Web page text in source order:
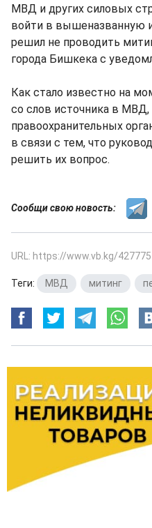
МВД и других силовых
войти в вышеназванную
решил не проводить
города Бишкека с
Как стало известно на
со слов источника в
правоохранительных
в связи с тем, что
решить их вопрос.
Сообщи свою новость:
URL: https://www.vb.kg/427775
Теги: МВД митинг